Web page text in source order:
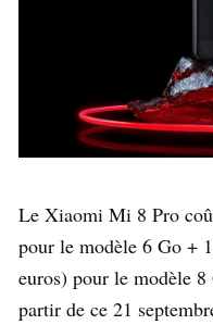
Le Xiaomi Mi 8 Pro
pour le modèle 6 Go +
euros) pour le modèle
partir de ce 21